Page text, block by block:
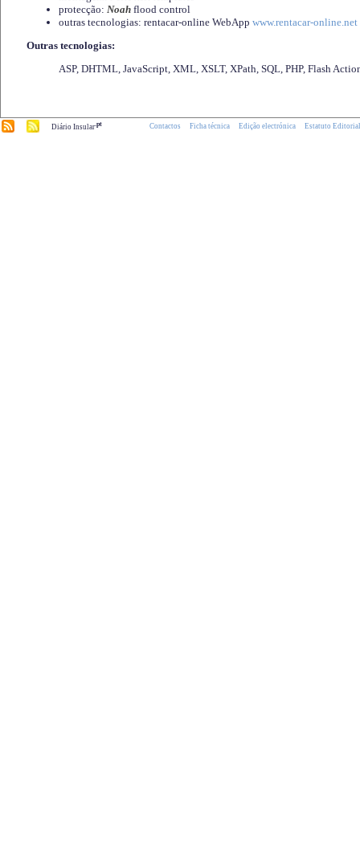
protecção: Noah flood control
outras tecnologias: rentacar-online WebApp www.rentacar-online.net
Outras tecnologias:
ASP, DHTML, JavaScript, XML, XSLT, XPath, SQL, PHP, Flash
Diário Insular.pt Contactos Ficha técnica Edição electrónica Estatuto Editorial